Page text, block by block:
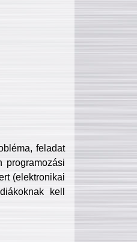
feladat
programozási
(elektronikai
kell